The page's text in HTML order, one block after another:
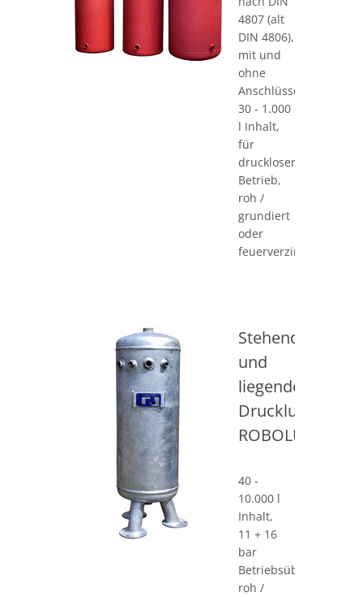
4807 (alt
DIN 4806),
mit und
ohne
Anschlüsse,
30 - 1.000
l Inhalt,
für
drucklosen
Betrieb,
roh /
grundiert
oder
feuerverzinkt
Stehende
und
liegende
ROBOLU
40 -
10.000 l
Inhalt,
11 + 16
bar
Betriebsüberdruck,
roh /